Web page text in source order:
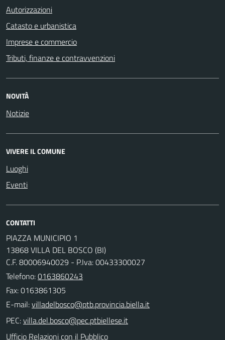
Autorizzazioni
Catasto e urbanistica
Imprese e commercio
Tributi, finanze e contravvenzioni
NOVITÀ
Notizie
VIVERE IL COMUNE
Luoghi
Eventi
CONTATTI
PIAZZA MUNICIPIO 1
13868 VILLA DEL BOSCO (BI)
C.F. 80006940029 - P.Iva: 00433300027
Telefono:0163860243
Fax: 0163861305
E-mail:
PEC:
Ufficio Relazioni con il Pubblico